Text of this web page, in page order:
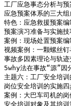
工厂应急事态分析与
应急预案体系的三大
特色：应急救援预案
预案演习准备与实施技
案例：现场处置预案编
视频案例：一颗螺丝钉
事故多因素理论与轨
5why法在事故“源”因
主题六：工厂安全培
岗位安全培训的实施四
案例：大巴车司机的岗
安全培训对象及其培训